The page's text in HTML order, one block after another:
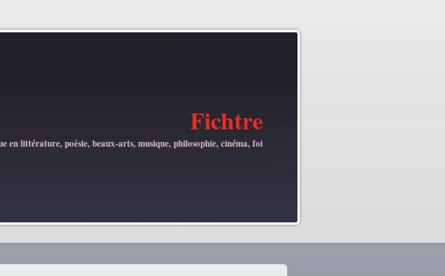
Fichtre
en littérature, poësie, beaux-arts, musique, philosophie, cinéma, foi